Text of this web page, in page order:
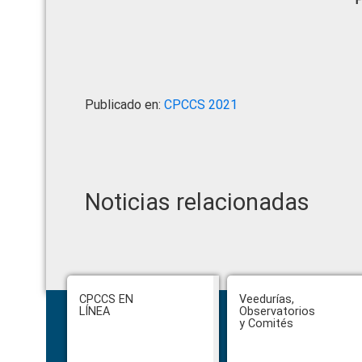
Publicado en: CPCCS 2021
Noticias relacionadas
Footer
CPCCS EN
LÍNEA
Veedurías,
Observatorios
y Comités